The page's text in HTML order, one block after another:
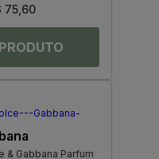
75,60
& Gabbana Parfum